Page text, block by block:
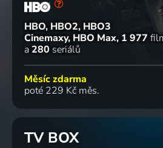
HBO, HBO2, HBO3
Cinemaxy, HBO Max 1 977
a 280 seriálů
Měsíc zdarma
poté 229 Kč měs.
TV BOX